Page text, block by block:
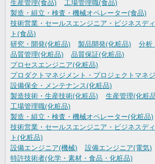
生産管理(食品)
工場管理職(食品)
製造・組立・検査・機械オペレーター(食品)
技術営業・セールスエンジニア・ビジネスデ
ト(食品)
研究・開発(化粧品)
製品開発(化粧品)
分析
品質管理(化粧品)
品質保証(化粧品)
プロセスエンジニア(化粧品)
プロダクトマネジメント・プロジェクトマネ
設備保全・メンテナンス(化粧品)
製造技術・生産技術(化粧品)
生産管理(化粧
工場管理職(化粧品)
製造・組立・検査・機械オペレーター(化粧品)
技術営業・セールスエンジニア・ビジネスデ
ト(化粧品)
設備エンジニア(機械)
設備エンジニア(電気)
特許技術者(化学・素材・食品・化粧品)